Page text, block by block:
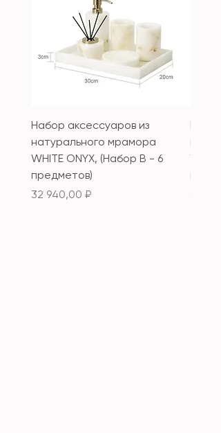
Набор аксессуаров из
натурального мрамора
WHITE ONYX, (Набор B - 6
предметов)
Цена
32 940,00 ₽